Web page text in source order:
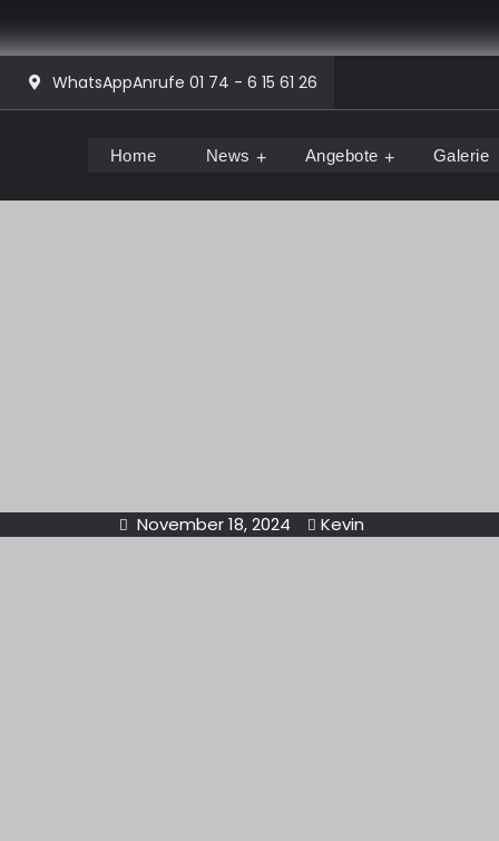
WhatsAppAnrufe 01 74 - 6 15 61 26
Home News Angebote Galerie
November 18, 2024 Kevin